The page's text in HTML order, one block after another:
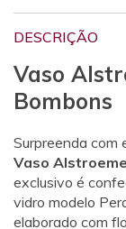
DESCRIÇÃO
Vaso
Bombons
Surpreenda com
Vaso
exclusivo é
vidro modelo
elaborado com